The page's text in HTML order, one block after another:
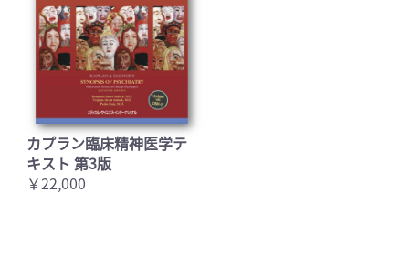
カプラン臨床精神医学テ
キスト 第3版
￥22,000